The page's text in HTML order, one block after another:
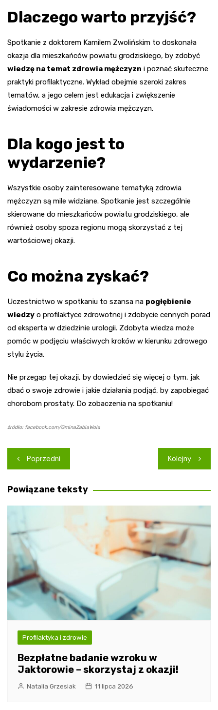
Dlaczego warto przyjść?
Spotkanie z doktorem Kamilem Zwolińskim to doskonała
okazja dla mieszkańców powiatu grodziskiego, by zdobyć
wiedzę na temat zdrowia mężczyzn i poznać skuteczne
praktyki profilaktyczne. Wykład obejmie szeroki zakres
tematów, a jego celem jest edukacja i zwiększenie
świadomości w zakresie zdrowia mężczyzn.
Dla kogo jest to
wydarzenie?
Wszystkie osoby zainteresowane tematyką zdrowia
mężczyzn są mile widziane. Spotkanie jest szczególnie
skierowane do mieszkańców powiatu grodziskiego, ale
również osoby spoza regionu mogą skorzystać z tej
wartościowej okazji.
Co można zyskać?
Uczestnictwo w spotkaniu to szansa na pogłębienie
wiedzy o profilaktyce zdrowotnej i zdobycie cennych porad
od eksperta w dziedzinie urologii. Zdobyta wiedza może
pomóc w podjęciu właściwych kroków w kierunku zdrowego
stylu życia.
Nie przegap tej okazji, by dowiedzieć się więcej o tym, jak
dbać o swoje zdrowie i jakie działania podjąć, by zapobiegać
chorobom prostaty. Do zobaczenia na spotkaniu!
źródło: facebook.com/GminaZabiaWola
Nawigacja
wpisu
Poprzedni Kolejny
Powiązane teksty
Profilaktyka i zdrowie
Bezpłatne badanie wzroku w
Jaktorowie – skorzystaj z okazji!
Natalia Grzesiak 11 lipca 2026